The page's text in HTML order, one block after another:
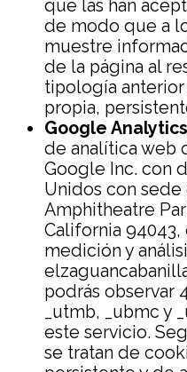
que las han
de modo que a
muestre
de la página al
tipología
propia,
Google Analytics
de analítica web
Google Inc. con
Unidos con sede
Amphitheatre
California
medición y
podrás observar
_utmb, _ubmc y
este servicio.
se tratan de